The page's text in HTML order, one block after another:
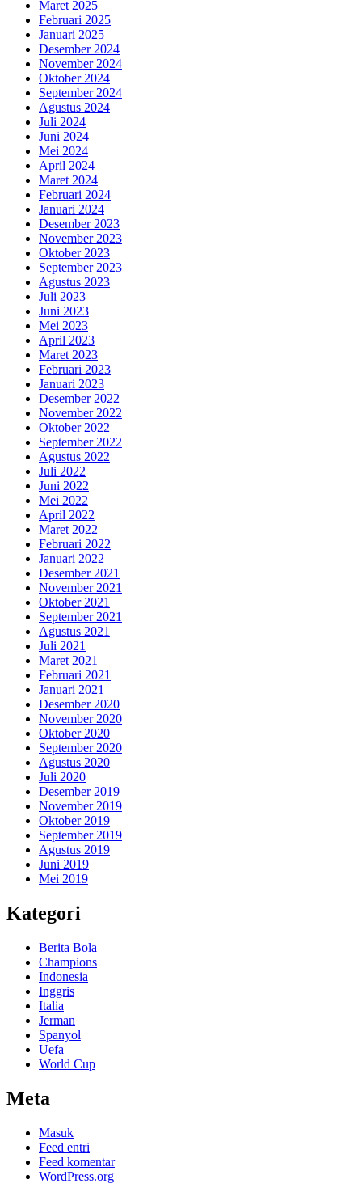
Maret 2025
Februari 2025
Januari 2025
Desember 2024
November 2024
Oktober 2024
September 2024
Agustus 2024
Juli 2024
Juni 2024
Mei 2024
April 2024
Maret 2024
Februari 2024
Januari 2024
Desember 2023
November 2023
Oktober 2023
September 2023
Agustus 2023
Juli 2023
Juni 2023
Mei 2023
April 2023
Maret 2023
Februari 2023
Januari 2023
Desember 2022
November 2022
Oktober 2022
September 2022
Agustus 2022
Juli 2022
Juni 2022
Mei 2022
April 2022
Maret 2022
Februari 2022
Januari 2022
Desember 2021
November 2021
Oktober 2021
September 2021
Agustus 2021
Juli 2021
Maret 2021
Februari 2021
Januari 2021
Desember 2020
November 2020
Oktober 2020
September 2020
Agustus 2020
Juli 2020
Desember 2019
November 2019
Oktober 2019
September 2019
Agustus 2019
Juni 2019
Mei 2019
Kategori
Berita Bola
Champions
Indonesia
Inggris
Italia
Jerman
Spanyol
Uefa
World Cup
Meta
Masuk
Feed entri
Feed komentar
WordPress.org